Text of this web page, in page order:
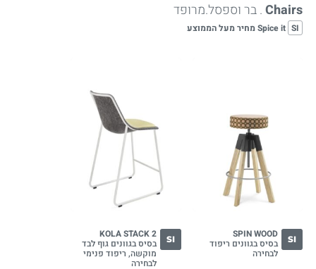
Chairs. בר וספסל.מרופד
SI Spice it מחיר מעל הממוצע
SI
SPIN WOOD
בסיס בגוונים ריפוד
לבחירה
SI
KOLA STACK 2
בסיס בגוונים גוף לבד
מוקשה, ריפוד פנימי
לבחירה